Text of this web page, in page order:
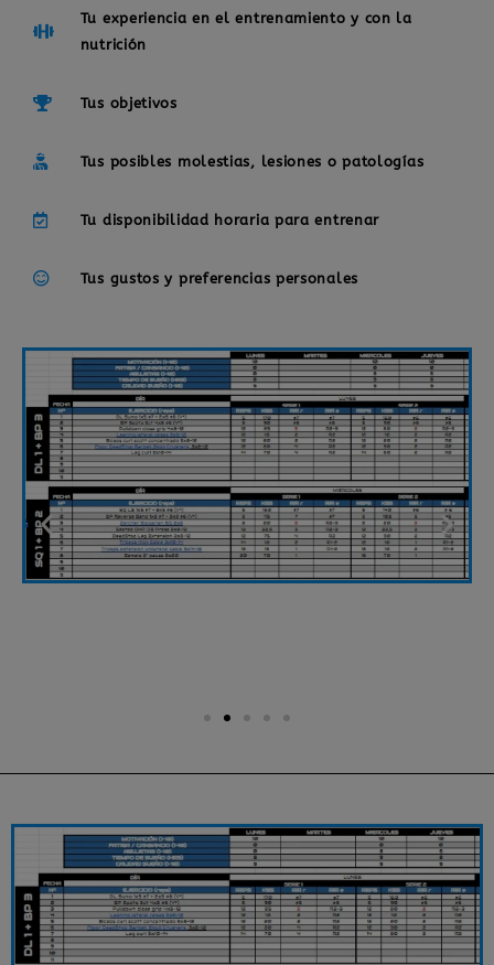
Tu experiencia en el entrenamiento y con la
nutrición
Tus objetivos
Tus posibles molestias, lesiones o patologías
Tu disponibilidad horaria para entrenar
Tus gustos y preferencias personales